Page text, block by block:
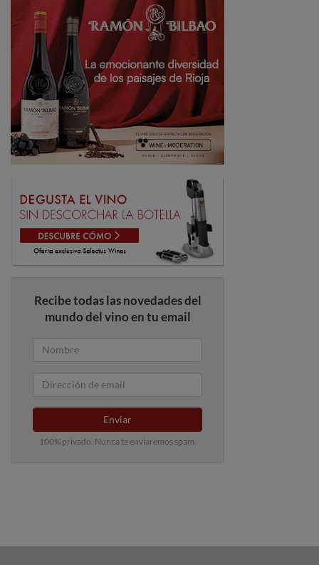
Recibe todas las novedades del
mundo del vino en tu email
Enviar
100% privado. Nunca te enviaremos spam.